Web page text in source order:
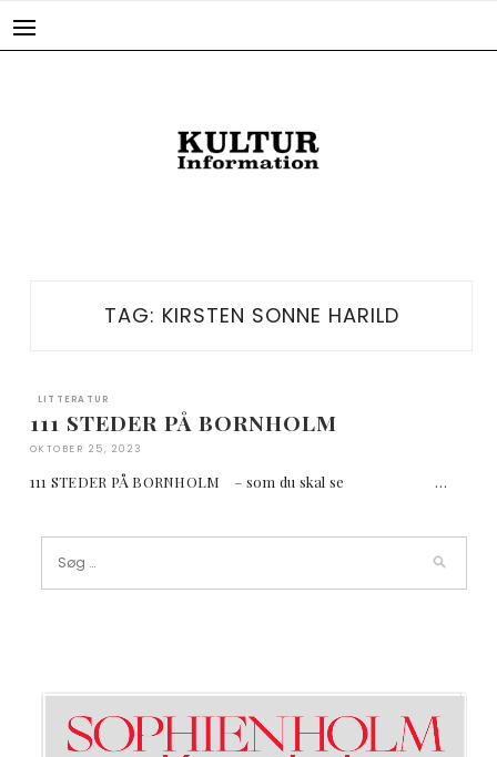
TAG: KIRSTEN SONNE HARILD
LITTERATUR
111 STEDER PÅ BORNHOLM
OKTOBER 25, 2023
111 STEDER PÅ BORNHOLM – som du skal se …